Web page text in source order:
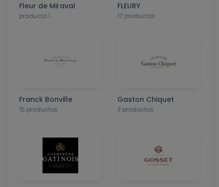
Fleur de Miraval
producto 1
FLEURY
17 productos
Franck Bonville
15 productos
Gaston Chiquet
3 productos